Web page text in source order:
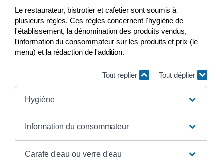
Le restaurateur, bistrotier et cafetier sont soumis à
plusieurs règles. Ces règles concernent l'hygiène de
l'établissement, la dénomination des produits vendus,
l'information du consommateur sur les produits et prix (le
menu) et la rédaction de l'addition.
Tout replier Tout déplier
Hygiène
Information du consommateur
Carafe d'eau ou verre d'eau